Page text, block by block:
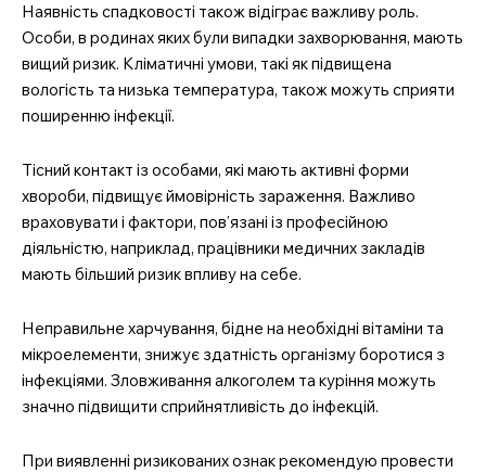
Наявність спадковості також відіграє важливу роль.
Особи, в родинах яких були випадки захворювання, мають
вищий ризик. Кліматичні умови, такі як підвищена
вологість та низька температура, також можуть сприяти
поширенню інфекції.
Тісний контакт із особами, які мають активні форми
хвороби, підвищує ймовірність зараження. Важливо
враховувати і фактори, пов’язані із професійною
діяльністю, наприклад, працівники медичних закладів
мають більший ризик впливу на себе.
Неправильне харчування, бідне на необхідні вітаміни та
мікроелементи, знижує здатність організму боротися з
інфекціями. Зловживання алкоголем та куріння можуть
значно підвищити сприйнятливість до інфекцій.
При виявленні ризикованих ознак рекомендую провести